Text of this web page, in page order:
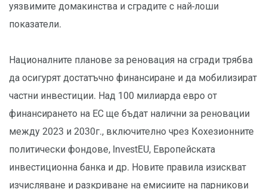
уязвимите домакинства и сградите с най-лоши
показатели.
Националните планове за реновация на сгради трябва
да осигурят достатъчно финансиране и да мобилизират
частни инвестиции. Над 100 милиарда евро от
финансирането на ЕС ще бъдат налични за реновации
между 2023 и 2030г., включително чрез Кохезионните
политически фондове, InvestEU, Европейската
инвестиционна банка и др. Новите правила изискват
изчисляване и разкриване на емисиите на парникови